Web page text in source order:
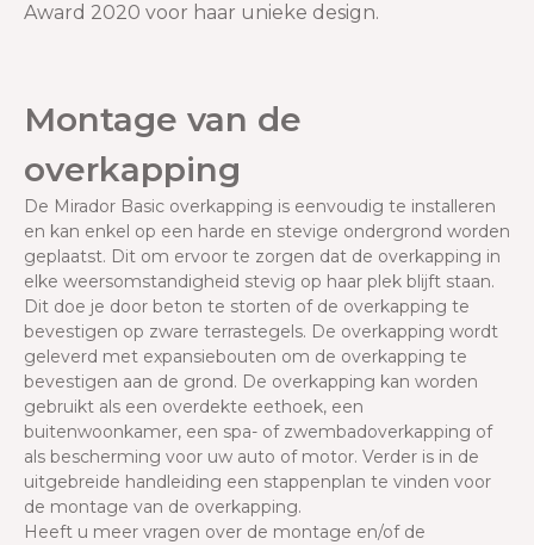
Award 2020 voor haar unieke design.
Montage van de
overkapping
De Mirador Basic overkapping is eenvoudig te installeren
en kan enkel op een harde en stevige ondergrond worden
geplaatst. Dit om ervoor te zorgen dat de overkapping in
elke weersomstandigheid stevig op haar plek blijft staan.
Dit doe je door beton te storten of de overkapping te
bevestigen op zware terrastegels. De overkapping wordt
geleverd met expansiebouten om de overkapping te
bevestigen aan de grond. De overkapping kan worden
gebruikt als een overdekte eethoek, een
buitenwoonkamer, een spa- of zwembadoverkapping of
als bescherming voor uw auto of motor. Verder is in de
uitgebreide handleiding een stappenplan te vinden voor
de montage van de overkapping.
Heeft u meer vragen over de montage en/of de